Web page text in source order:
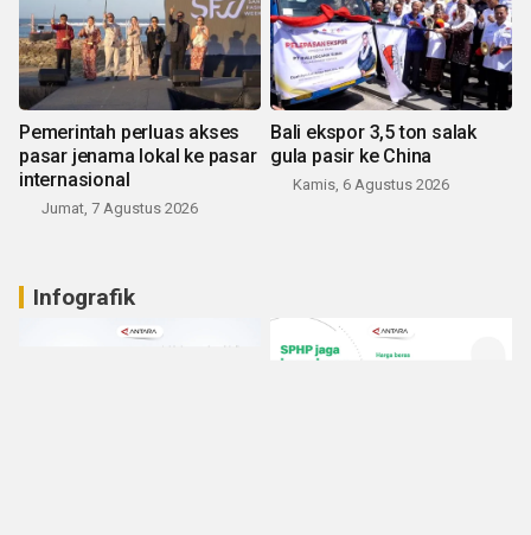
Pemerintah perluas akses
pasar jenama lokal ke pasar
internasional
Jumat, 7 Agustus 2026
Bali ekspor 3,5 ton salak
gula pasir ke China
Kamis, 6 Agustus 2026
Infografik